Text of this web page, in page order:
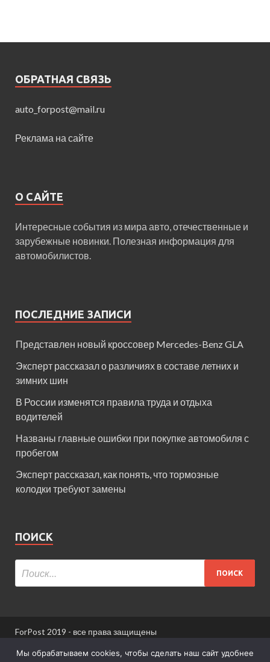
ОБРАТНАЯ СВЯЗЬ
auto_forpost@mail.ru
Реклама на сайте
О САЙТЕ
Интересные события из мира авто, отечественные и
зарубежные новинки. Полезная информация для
автомобилистов.
ПОСЛЕДНИЕ ЗАПИСИ
Представлен новый кроссовер Mercedes-Benz GLA
Эксперт рассказал о различиях в составе летних и
зимних шин
В России изменятся правила труда и отдыха
водителей
Названы главные ошибки при покупке автомобиля с
пробегом
Эксперт рассказал, как понять, что тормозные
колодки требуют замены
ПОИСК
ForPost 2019 - все права защищены
При использовании материалов сайта ссылка
Мы обрабатываем cookies, чтобы сделать наш сайт удобнее